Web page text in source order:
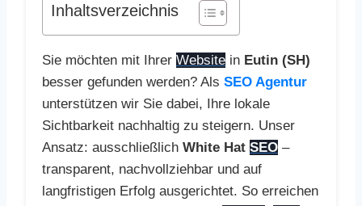
Inhaltsverzeichnis
Sie möchten mit Ihrer Website in Eutin (SH)
besser gefunden werden? Als SEO Agentur
unterstützen wir Sie dabei, Ihre lokale
Sichtbarkeit nachhaltig zu steigern. Unser
Ansatz: ausschließlich White Hat SEO –
transparent, nachvollziehbar und auf
langfristigen Erfolg ausgerichtet. So erreichen